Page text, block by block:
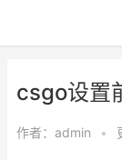
csgo设置
作者： admin •